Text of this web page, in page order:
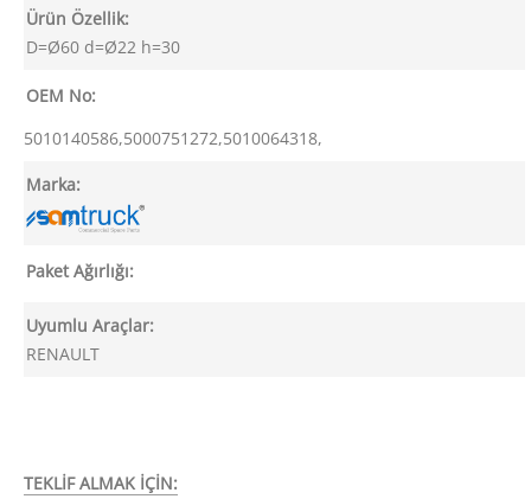
Ürün Özellik:
D=Ø60 d=Ø22 h=30
OEM No:
5010140586,5000751272,5010064318,
Marka:
Paket Ağırlığı:
Uyumlu Araçlar:
RENAULT
TEKLİF ALMAK İÇİN: